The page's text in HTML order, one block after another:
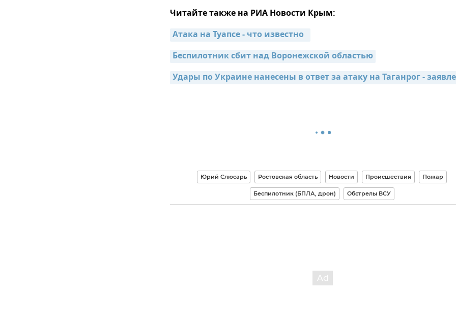
Читайте также на РИА Новости Крым:
Атака на Туапсе - что известно
Беспилотник сбит над Воронежской областью
Юрий Слюсарь Ростовская область Новости Происшествия Пожар
Беспилотник (БПЛА, дрон) Обстрелы ВСУ